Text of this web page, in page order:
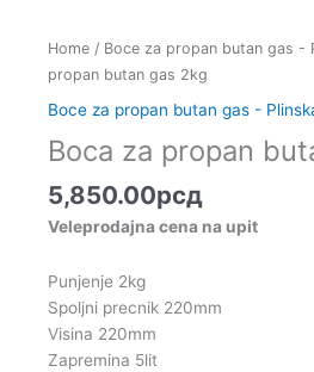
Home / Boce za propan butan gas -
propan butan gas 2kg
Boce za propan butan gas -
Boca za propan
5,850.00рсд
Veleprodajna cena na upit
Punjenje 2kg
Spoljni precnik 220mm
Visina 220mm
Zapremina 5lit